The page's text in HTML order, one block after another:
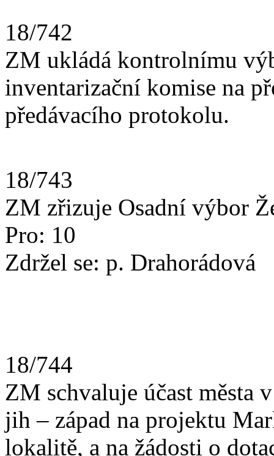
18/742
ZM ukládá kontrolnímu
inventarizační komise na
předávacího protokolu.
18/743
ZM zřizuje Osadní výbor
Pro: 10
Zdržel se: p. Drahorádová
18/744
ZM schvaluje účast města
jih – západ na projektu
lokalitě, a na žádosti o